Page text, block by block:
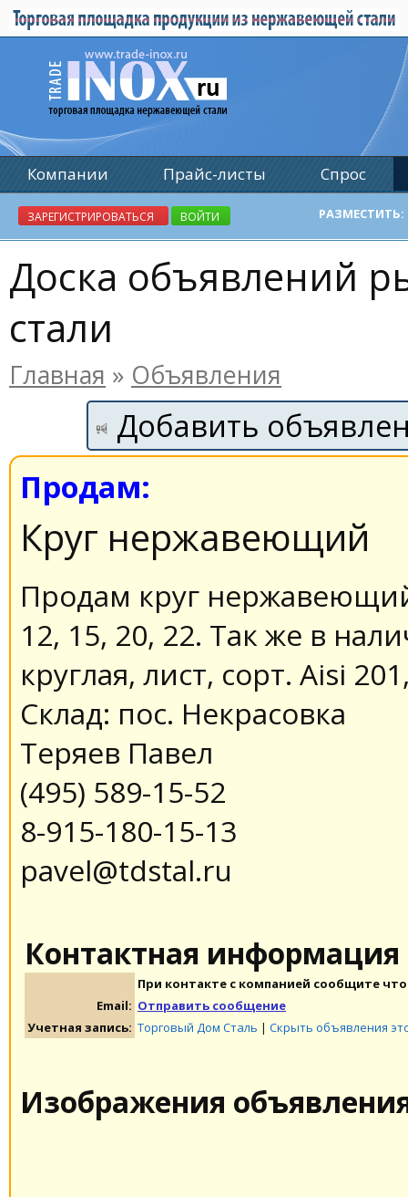
Доска объявлений
стали
Главная » Объявления
Добавить
Продам:
Круг нержавеющий
Продам круг
12, 15, 20, 22. Так же в
круглая, лист, сорт. Aisi
Склад: пос. Некрасовка
Теряев Павел
(495) 589-15-52
8-915-180-15-13
pavel@tdstal.ru
Контактная информация
При контакте с компанией сообщите
Email: Отправить сообщение
Учетная запись: Торговый Дом Сталь | Скрыть объявления
Изображения
Компании Прайс-листы
Спрос
Реклама
ЗАРЕГИСТРИРОВАТЬСЯ ВОЙТИ РАЗМЕСТИТЬ: